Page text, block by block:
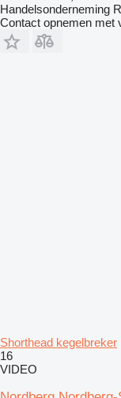
Handelsonderneming
Contact opnemen met
Shorthead kegelbreker
16
VIDEO